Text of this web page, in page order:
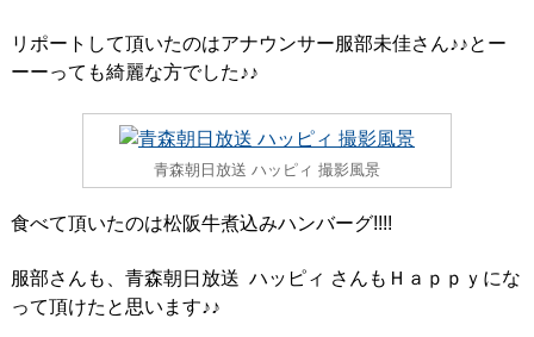
リポートして頂いたのはアナウンサー服部未佳さん♪♪とー
ーーっても綺麗な方でした♪♪
青森朝日放送 ハッピィ 撮影風景
食べて頂いたのは松阪牛煮込みハンバーグ!!!!
服部さんも、青森朝日放送 ハッピィ さんもＨａｐｐｙにな
って頂けたと思います♪♪